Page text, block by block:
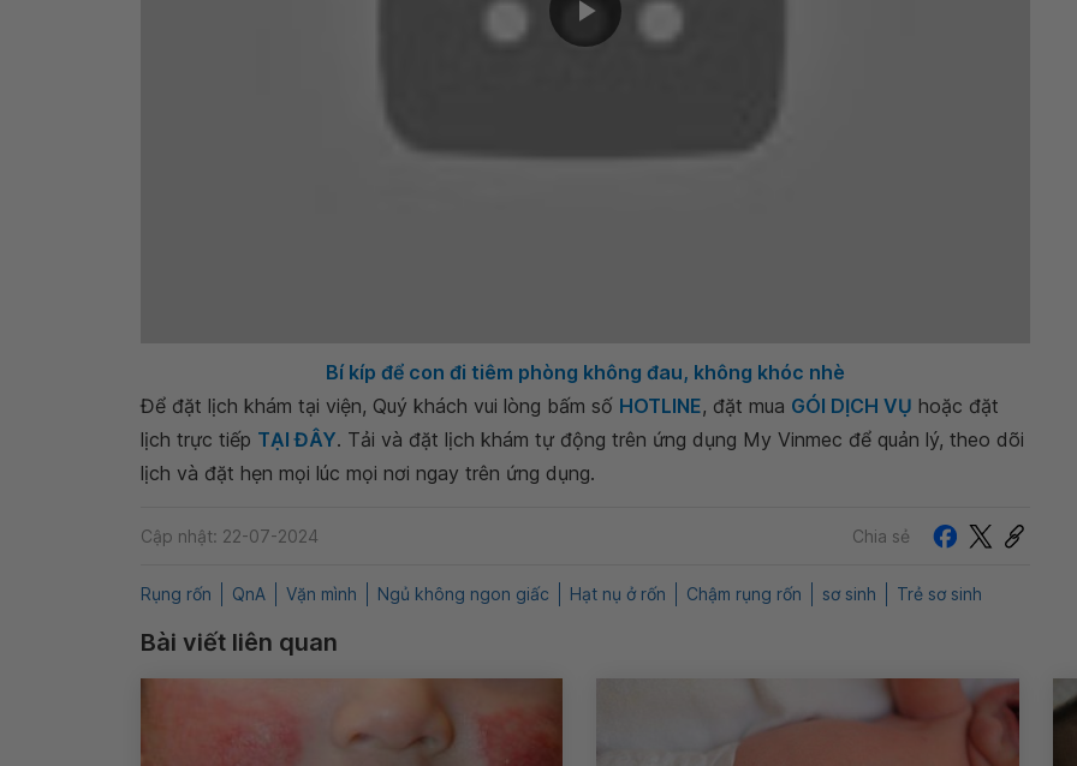
Bí kíp để con đi tiêm phòng không đau, không khóc nhè
Để đặt lịch khám tại viện, Quý khách vui lòng bấm số HOTLINE, đặt mua GÓI DỊCH VỤ hoặc đặt
lịch trực tiếp TẠI ĐÂY. Tải và đặt lịch khám tự động trên ứng dụng My Vinmec để quản lý, theo dõi
lịch và đặt hẹn mọi lúc mọi nơi ngay trên ứng dụng.
Cập nhật: 22-07-2024 Chia sẻ
Rụng rốn QnA Vặn mình Ngủ không ngon giấc Hạt nụ ở rốn Chậm rụng rốn sơ sinh Trẻ sơ sinh
Bài viết liên quan